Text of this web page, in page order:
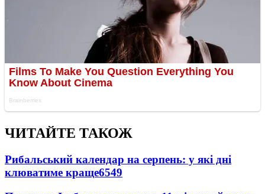
ЧИТАЙТЕ ТАКОЖ
Рибальський календар на серпень: у які дні
клюватиме краще6549